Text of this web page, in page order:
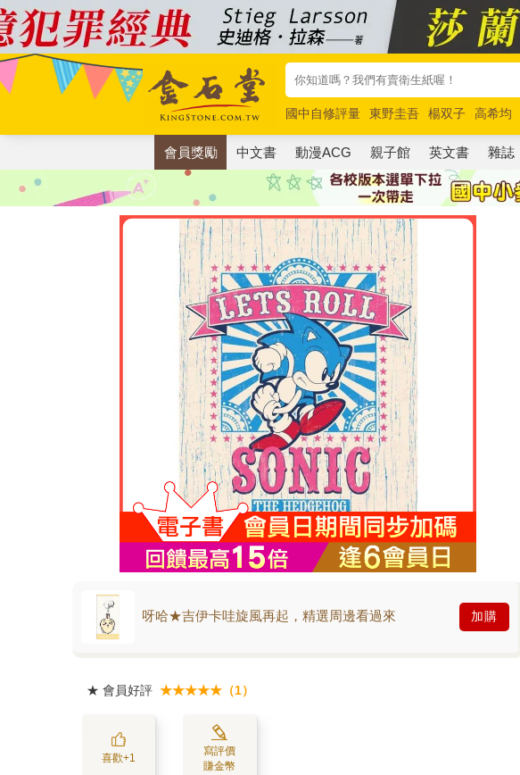
國中自修評量 東野圭吾 楊双子 高希均
唯紅花綻放
奧德賽 路邊攤新作 馬斯克
會員獎勵 中文書 動漫ACG 親子館 英文書 雜誌
呀哈★吉伊卡哇旋風再起，精選周邊看過來 加購
★ 會員好評 ★★★★★（1）
喜歡+1
寫評價
賺金幣